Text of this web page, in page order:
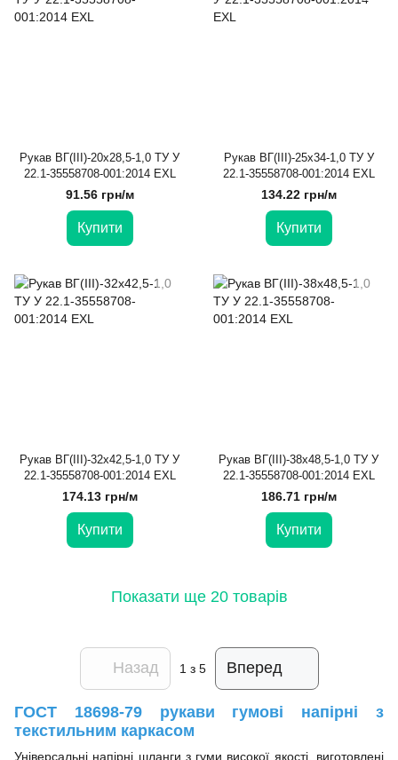
Рукав ВГ(III)-20х28,5-1,0 ТУ У
22.1-35558708-001:2014 EXL
91.56 грн/м
Купити
Рукав ВГ(III)-25х34-1,0 ТУ У
22.1-35558708-001:2014 EXL
134.22 грн/м
Купити
Рукав ВГ(III)-32х42,5-1,0 ТУ У
22.1-35558708-001:2014 EXL
174.13 грн/м
Купити
Рукав ВГ(III)-38х48,5-1,0 ТУ У
22.1-35558708-001:2014 EXL
186.71 грн/м
Купити
Показати ще 20 товарів
Назад 1 з 5 Вперед
ГОСТ 18698-79 рукави гумові напірні з
текстильним каркасом
Універсальні напірні шланги з гуми високої якості, виготовлені